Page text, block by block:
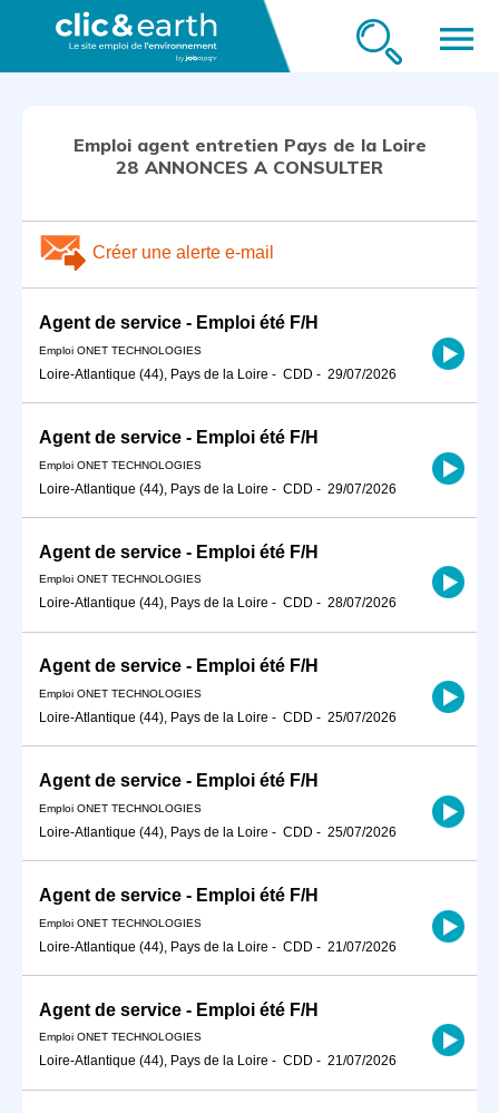
menu
Emploi agent entretien Pays de la Loire
28 ANNONCES A CONSULTER
Créer une alerte e-mail
Agent de service - Emploi été F/H
Emploi ONET TECHNOLOGIES
Loire-Atlantique (44), Pays de la Loire - CDD - 29/07/2026
Agent de service - Emploi été F/H
Emploi ONET TECHNOLOGIES
Loire-Atlantique (44), Pays de la Loire - CDD - 29/07/2026
Agent de service - Emploi été F/H
Emploi ONET TECHNOLOGIES
Loire-Atlantique (44), Pays de la Loire - CDD - 28/07/2026
Agent de service - Emploi été F/H
Emploi ONET TECHNOLOGIES
Loire-Atlantique (44), Pays de la Loire - CDD - 25/07/2026
Agent de service - Emploi été F/H
Emploi ONET TECHNOLOGIES
Loire-Atlantique (44), Pays de la Loire - CDD - 25/07/2026
Agent de service - Emploi été F/H
Emploi ONET TECHNOLOGIES
Loire-Atlantique (44), Pays de la Loire - CDD - 21/07/2026
Agent de service - Emploi été F/H
Emploi ONET TECHNOLOGIES
Loire-Atlantique (44), Pays de la Loire - CDD - 21/07/2026